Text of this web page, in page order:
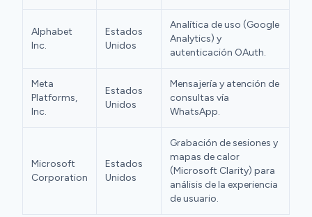
Alphabet
Inc.
Estados
Unidos
Analítica de uso (Google
Analytics) y
autenticación OAuth.
Meta
Platforms,
Inc.
Estados
Unidos
Mensajería y atención de
consultas vía
WhatsApp.
Microsoft
Corporation
Estados
Unidos
Grabación de sesiones y
mapas de calor
(Microsoft Clarity) para
análisis de la experiencia
de usuario.